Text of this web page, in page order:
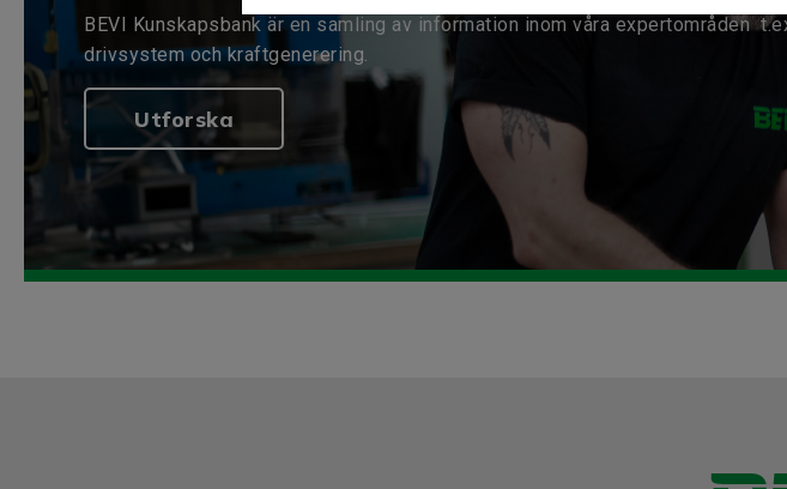
BEVI Kunskapsbank är en samling av information inom våra expertområden
drivsystem och kraftgenerering.
Utforska